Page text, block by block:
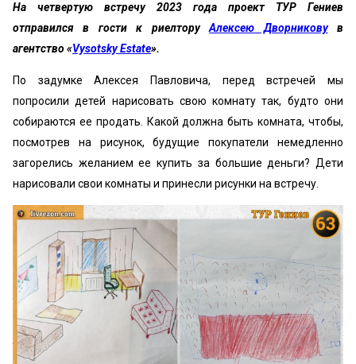
На четвертую встречу 2023 года проект ТУР Гениев
отправился в гости к риелторуАлексею Дворниковув
агентство «Vysotsky Estate».
По задумке Алексея Павловича, перед встречей мы
попросили детей нарисовать свою комнату так, будто они
собираются ее продать. Какой должна быть комната, чтобы,
посмотрев на рисунок, будущие покупатели немедленно
загорелись желанием ее купить за большие деньги? Дети
нарисовали свои комнаты и принесли рисунки на встречу.